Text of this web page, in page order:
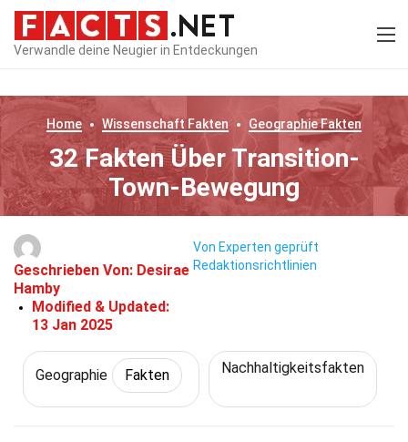
Verwandle deine Neugier in Entdeckungen
Home Wissenschaft Fakten GeographieFakten
32 Fakten Über Transition-
Town-Bewegung
Geschrieben Von: Desirae
Hamby
Modified & Updated:
13 Jan 2025
Von Experten geprüft
Redaktionsrichtlinien
Geographie Fakten Nachhaltigkeitsfakten